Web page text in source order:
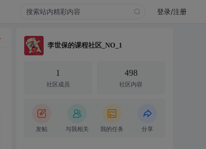
登录/注册
李世保的课程社区_NO_1
1
社区成员
498
社区内容
发帖 与我相关 我的任务 分享